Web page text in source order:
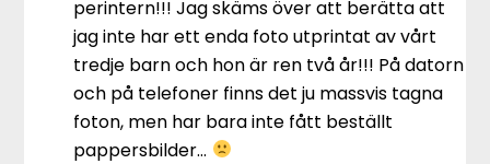
perintern!!! Jag skäms över att berätta att
jag inte har ett enda foto utprintat av vårt
tredje barn och hon är ren två år!!! På datorn
och på telefoner finns det ju massvis tagna
foton, men har bara inte fått beställt
pappersbilder…